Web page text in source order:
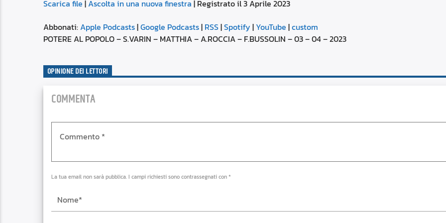
volume.
SUBSCRIBE SHARE
Spotify
EMBED
Scarica file |Ascolta in una nuova finestra | Registrato il 3 Aprile 2023
Abbonati:Apple Podcasts|Google Podcasts| RSS|Spotify | YouTube |custom
POTERE AL POPOLO – S.VARIN – MATTHIA – A.ROCCIA – F.BUSSOLIN – 03 – 04 – 2023
OPINIONE DEI LETTORI
COMMENTA
La tua email non sarà pubblica. I campi richiesti sono contrassegnati con *